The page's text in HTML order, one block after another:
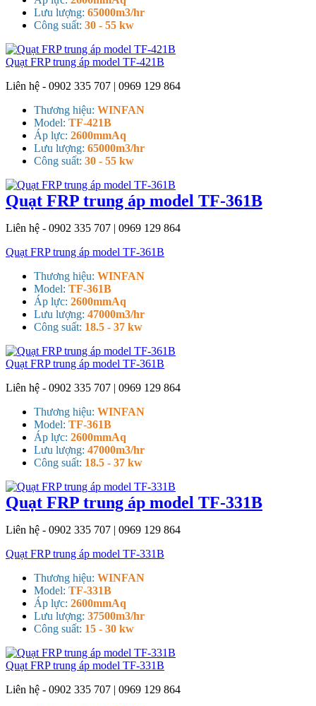
Lưu lượng: 65000m3/hr
Công suất: 30 - 55 kw
Quạt FRP trung áp model TF-421B
Liên hệ - 0902 335 707 | 0969 129 864
Thương hiệu: WINFAN
Model: TF-421B
Áp lực: 2600mmAq
Lưu lượng: 65000m3/hr
Công suất: 30 - 55 kw
Quạt FRP trung áp model TF-361B
Liên hệ - 0902 335 707 | 0969 129 864
Quạt FRP trung áp model TF-361B
Thương hiệu: WINFAN
Model: TF-361B
Áp lực: 2600mmAq
Lưu lượng: 47000m3/hr
Công suất: 18.5 - 37 kw
Quạt FRP trung áp model TF-361B
Liên hệ - 0902 335 707 | 0969 129 864
Thương hiệu: WINFAN
Model: TF-361B
Áp lực: 2600mmAq
Lưu lượng: 47000m3/hr
Công suất: 18.5 - 37 kw
Quạt FRP trung áp model TF-331B
Liên hệ - 0902 335 707 | 0969 129 864
Quạt FRP trung áp model TF-331B
Thương hiệu: WINFAN
Model: TF-331B
Áp lực: 2600mmAq
Lưu lượng: 37500m3/hr
Công suất: 15 - 30 kw
Quạt FRP trung áp model TF-331B
Liên hệ - 0902 335 707 | 0969 129 864